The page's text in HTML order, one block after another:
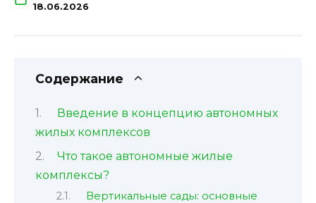
18.06.2026
Содержание
Введение в концепцию автономных
жилых комплексов
Что такое автономные жилые
комплексы?
Вертикальные сады: основные